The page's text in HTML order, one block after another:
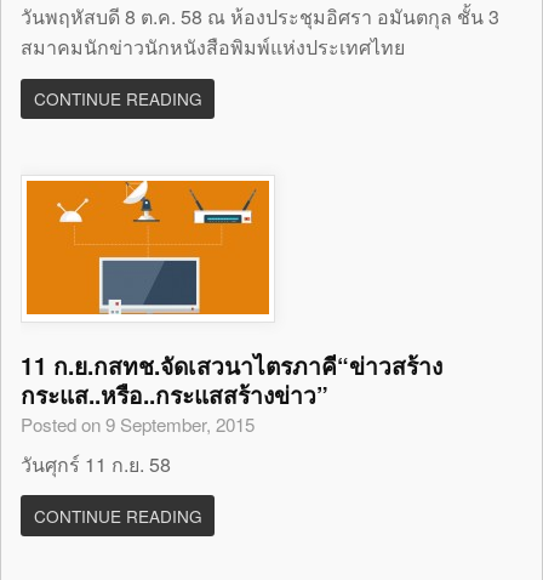
วันพฤหัสบดี 8 ต.ค. 58 ณ ห้องประชุมอิศรา อมันตกุล ชั้น 3
สมาคมนักข่าวนักหนังสือพิมพ์แห่งประเทศไทย
CONTINUE READING
11 ก.ย.กสทช.จัดเสวนาไตรภาคี“ข่าวสร้าง
กระแส..หรือ..กระแสสร้างข่าว”
Posted on 9 September, 2015
วันศุกร์ 11 ก.ย. 58
CONTINUE READING